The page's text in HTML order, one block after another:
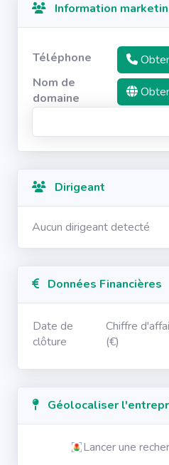
Information
Téléphone
Nom de
domaine
Dirigeant
Aucun dirigeant detecté
Données Financières
Date de
clôture
Chiffre
(€)
Géolocaliser
Lancer une